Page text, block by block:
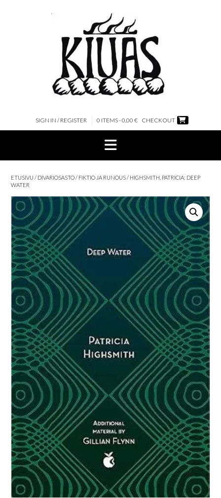
SIGN IN / REGISTER 0 ITEMS - 0,00 € CHECKOUT
ETUSIVU / DIVARIOSASTO/ FIKTIO JA RUNOUS/ HIGHSMITH, PATRICIA: DEEP
WATER